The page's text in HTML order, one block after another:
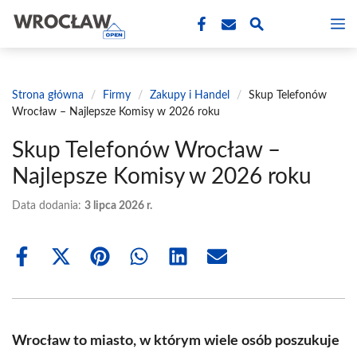
treści
Strona główna / Firmy / Zakupy i Handel /
Skup Telefonów
Wrocław – Najlepsze Komisy w 2026 roku
Skup Telefonów Wrocław –
Najlepsze Komisy w 2026 roku
Data dodania: 3 lipca 2026 r.
Share
Share
(Twitter)
Share Share Share Share
Wrocław to miasto, w którym wiele osób poszukuje